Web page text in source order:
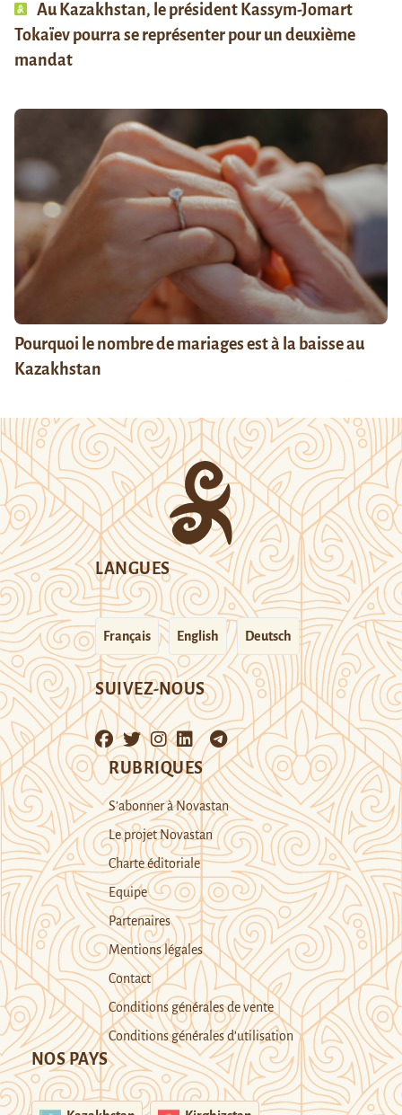
Au Kazakhstan, le président Kassym-Jomart
Tokaïev pourra se représenter pour un deuxième
mandat
Pourquoi le nombre de mariages est à la baisse au
Kazakhstan
LANGUES
Français English Deutsch
SUIVEZ-NOUS
RUBRIQUES
S’abonner à Novastan
Le projet Novastan
Charte éditoriale
Equipe
Partenaires
Mentions légales
Contact
Conditions générales de vente
Conditions générales d’utilisation
NOS PAYS